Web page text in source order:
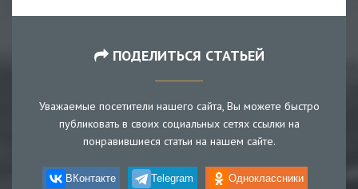
ПОДЕЛИТЬСЯ СТАТЬЕЙ
Уважаемые посетители нашего сайта, Вы можете быстро
публиковать в своих социальных сетях ссылки на
понравившиеся статьи на нашем сайте.
ВКонтакте Telegram Одноклассники